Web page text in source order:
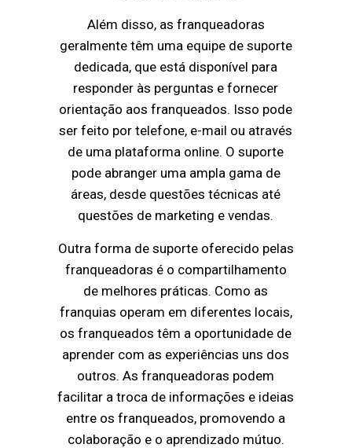
Além disso, as franqueadoras
geralmente têm uma equipe de suporte
dedicada, que está disponível para
responder às perguntas e fornecer
orientação aos franqueados. Isso pode
ser feito por telefone, e-mail ou através
de uma plataforma online. O suporte
pode abranger uma ampla gama de
áreas, desde questões técnicas até
questões de marketing e vendas.
Outra forma de suporte oferecido pelas
franqueadoras é o compartilhamento
de melhores práticas. Como as
franquias operam em diferentes locais,
os franqueados têm a oportunidade de
aprender com as experiências uns dos
outros. As franqueadoras podem
facilitar a troca de informações e ideias
entre os franqueados, promovendo a
colaboração e o aprendizado mútuo.